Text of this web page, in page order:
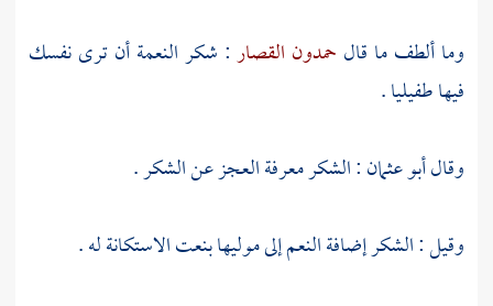
وما ألطف ما قال حمدون القصار: شكر النعمة أن ترى نفسك
فيها طفيليا .
وقالأبو عثمان: الشكر معرفة العجز عن الشكر .
وقيل : الشكر إضافة النعم إلى موليها بنعت الاستكانة له .